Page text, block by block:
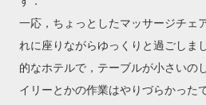
一応，ちょっとしたマッサージチェ
れに座りながらゆっくりと過ごしま
的なホテルで，テーブルが小さいの
イリーとかの作業はやりづらかった